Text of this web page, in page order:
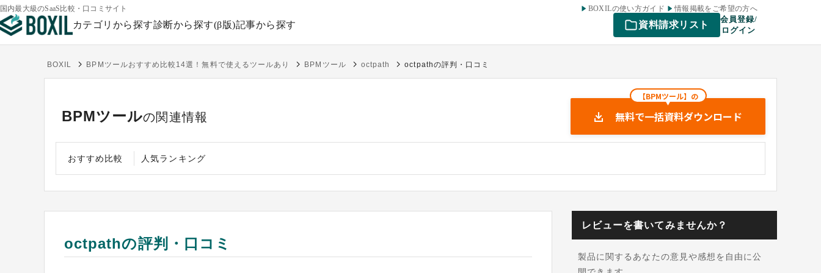
国内最大級のSaaS比較・口コミサイト BOXILの使い方ガイド 情報掲載をご希望の方へ
カテゴリから探す診断から探す(β版)記事から探す 資料請求リスト
会員登録/
ログイン
BOXIL BPMツールおすすめ比較14選！無料で使えるツールあり BPMツール octpath octpathの評判・口コミ
BPMツールの関連情報
【BPMツール】の
無料で一括資料ダウンロード
おすすめ比較 人気ランキング
octpathの評判・口コミ
レビューを書いてみませんか？
製品に関するあなたの意見や感想を自由に公